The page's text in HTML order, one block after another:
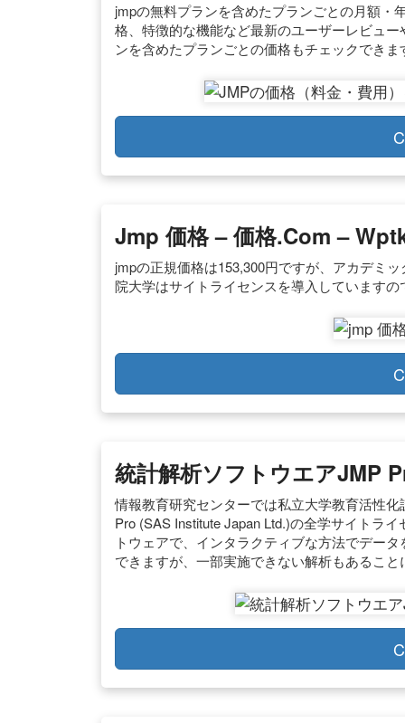
jmpの無料プランを含めたプランごとの月額・
格、特徴的な機能など最新のユーザーレビュ
ンを含めたプランごとの価格もチェックできま
Jmp 価格 – 価格.com –
jmpの正規価格は153,300円ですが、アカデミ
院大学はサイトライセンスを導入しています
統計解析ソフトウエアJMP
情報教育研究センターでは私立大学教育活性
Pro (SAS Institute Japan Ltd.)の全学サイトラ
トウェアで、インタラクティブな方法でデー
できますが、一部実施できない解析もあるこ